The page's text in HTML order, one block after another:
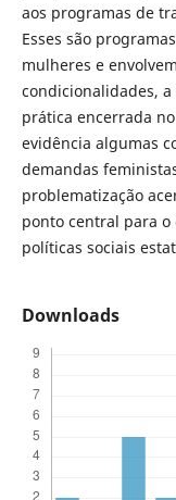
aos programas de
Esses são
mulheres e
condicionalidades, a
prática encerrada
evidência algumas
demandas
problematização
ponto central para
políticas sociais
Downloads